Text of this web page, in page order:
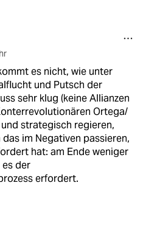
es nicht, wie unter
und Putsch der
sehr klug (keine Allianzen
Ortega/
strategisch regieren,
im Negativen passieren,
hat: am Ende weniger
der
erfordert.